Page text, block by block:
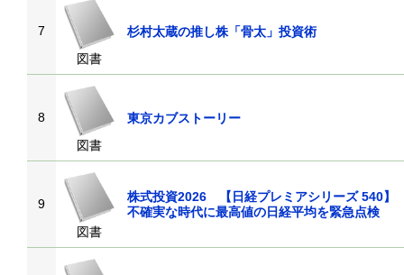
7
図書
杉村太蔵の推し株「骨太」投資術
8
図書
東京カブストーリー
9
図書
株式投資2026 【日経プレミアシリーズ 540
不確実な時代に最高値の日経平均を緊急点検